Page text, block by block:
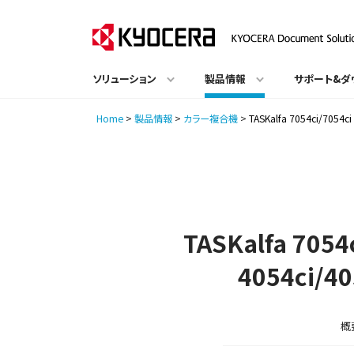
ソリューション 製品情報 サポート&ダ
Home > 製品情報 > カラー複合機 > TASKalfa 7054ci/
TASKalfa
4054ci/
概